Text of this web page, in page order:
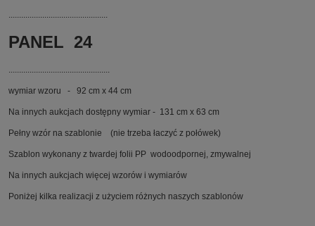
...............................................
PANEL 24
................................................
wymiar wzoru - 92 cm x 44 cm
Na innych aukcjach dostępny wymiar - 131 cm x 63 cm
Pełny wzór na szablonie (nie trzeba łaczyć z połówek)
Szablon wykonany z twardej folii PP wodoodpornej, zmywalnej
Na innych aukcjach więcej wzorów i wymiarów
Poniżej kilka realizacji z użyciem różnych naszych szablonów